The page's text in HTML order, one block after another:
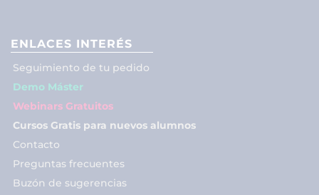
ENLACES INTERÉS
Seguimiento de tu pedido
Demo Máster
Webinars Gratuitos
Cursos Gratis para nuevos alumnos
Contacto
Preguntas frecuentes
Buzón de sugerencias